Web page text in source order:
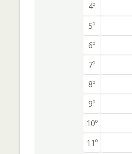
4º
5º
6º
7º
8º
9º
10º
11º